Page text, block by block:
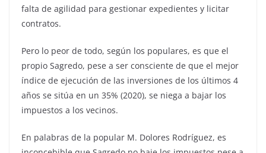
falta de agilidad para gestionar expedientes y licitar
contratos.
Pero lo peor de todo, según los populares, es que el
propio Sagredo, pese a ser consciente de que el mejor
índice de ejecución de las inversiones de los últimos 4
años se sitúa en un 35% (2020), se niega a bajar los
impuestos a los vecinos.
En palabras de la popular M. Dolores Rodríguez, es